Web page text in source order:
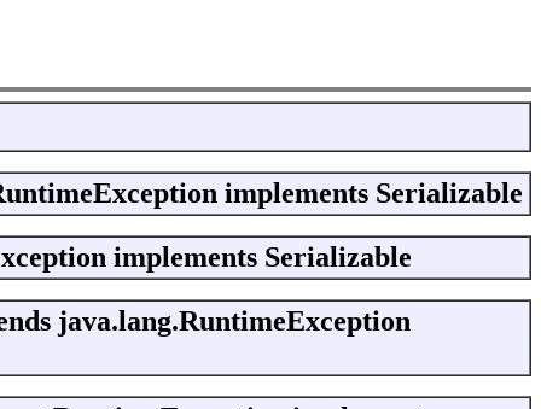
implements Serializable
implements Serializable
java.lang.RuntimeException